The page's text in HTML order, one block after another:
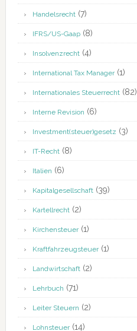
Handelsrecht(7)
IFRS/US-Gaap(8)
Insolvenzrecht(4)
International Tax Manager(1)
Internationales Steuerrecht(82)
Interne Revision (6)
Investment(steuer)gesetz (3)
IT-Recht(8)
Italien (6)
Kapitalgesellschaft(39)
Kartellrecht(2)
Kirchensteuer(1)
Kraftfahrzeugsteuer(1)
Landwirtschaft(2)
Lehrbuch (71)
Leiter Steuern (2)
Lohnsteuer(14)